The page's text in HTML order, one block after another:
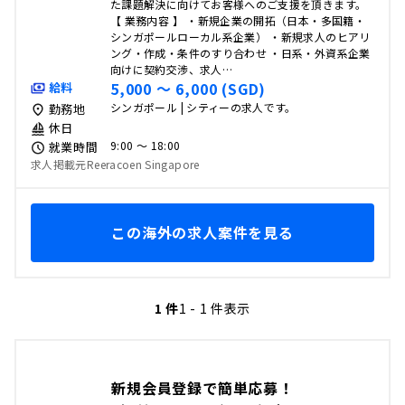
新規会員登録で簡単応募！
た課題解決に向けてお客様へのご支援を頂きます。
【 業務内容 】 ・新規企業の開拓（日本・多国籍・
シンガポールローカル系企業） ・新規求人のヒアリ
ング・作成・条件のすり合わせ ・日系・外資系企業
向けに契約交渉、求人…
給料 5,000 〜 6,000 (SGD)
勤務地 シンガポール | シティーの求人です。
休日
就業時間
9:00 〜 18:00
求人掲載元Reeracoen Singapore
この海外の求人案件を見る
1 件1 - 1 件表示